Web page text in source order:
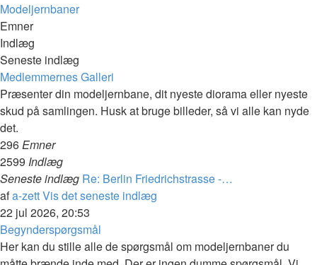
Modeljernbaner
Emner
Indlæg
Seneste indlæg
Medlemmernes Galleri
Præsenter din modeljernbane, dit nyeste diorama eller nyeste
skud på samlingen. Husk at bruge billeder, så vi alle kan nyde
det.
296Emner
2599 Indlæg
Seneste indlæg Re: Berlin Friedrichstrasse -…
afa-zettVis det seneste indlæg
22 jul 2026, 20:53
Begynderspørgsmål
Her kan du stille alle de spørgsmål om modeljernbaner du